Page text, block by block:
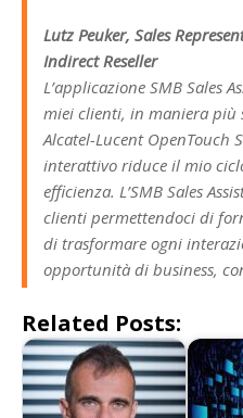
Lutz Peuker, Sales
Indirect Reseller
L’applicazione SMB Sales
miei clienti, in maniera più
Alcatel-Lucent OpenTouch
interattivo riduce il mio
efficienza. L’SMB Sales
clienti permettendoci di
di trasformare ogni
opportunità di business,
Related Posts: